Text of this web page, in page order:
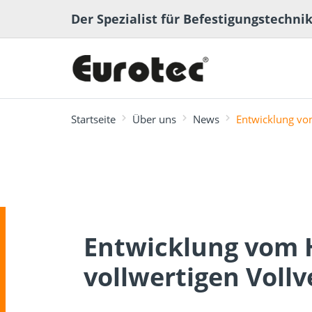
Der Spezialist für Befestigungstechnik
Gartenbau
Startseite Über uns News Entwicklung
Entwicklung vom
vollwertigen